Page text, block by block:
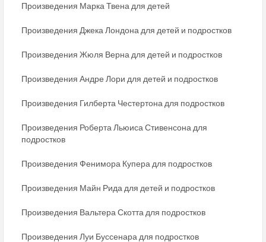
Произведения Марка Твена для детей
Произведения Джека Лондона для детей и подростков
Произведения Жюля Верна для детей и подростков
Произведения Андре Лори для детей и подростков
Произведения Гилберта Честертона для подростков
Произведения Роберта Льюиса Стивенсона для
подростков
Произведения Фенимора Купера для подростков
Произведения Майн Рида для детей и подростков
Произведения Вальтера Скотта для подростков
Произведения Луи Буссенара для подростков